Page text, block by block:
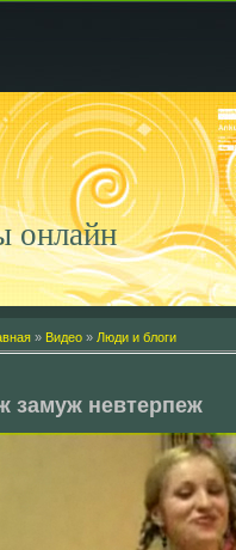
онлайн
» Видео » Люди и блоги
замуж невтерпеж